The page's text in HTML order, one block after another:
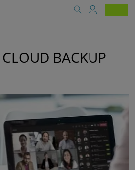
BACKUP